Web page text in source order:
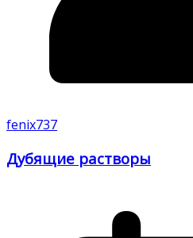
fenix737
Дубящие растворы